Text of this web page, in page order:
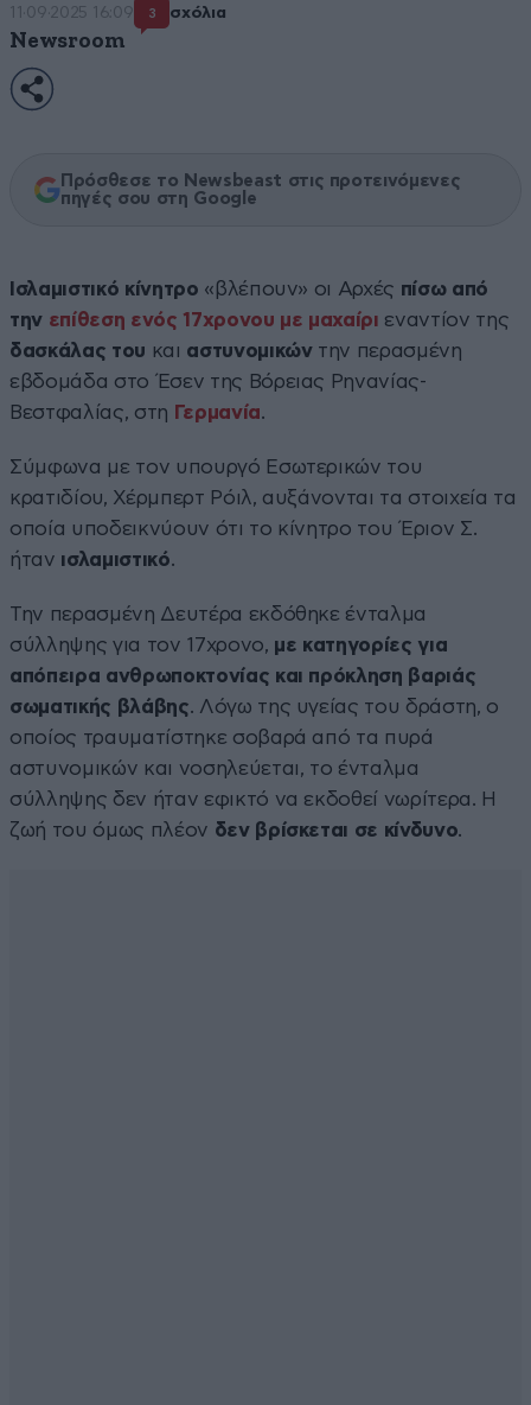
11·09·2025 16:09 3 σχόλια
Newsroom
Πρόσθεσε το Newsbeast στις προτεινόμενες
πηγές σου στη Google
Ισλαμιστικό κίνητρο «βλέπουν» οι Αρχές πίσω από
την επίθεση ενός 17χρονου με μαχαίρι εναντίον της
δασκάλας του και αστυνομικών την περασμένη
εβδομάδα στο Έσεν της Βόρειας Ρηνανίας-
Βεστφαλίας, στη Γερμανία.
Σύμφωνα με τον υπουργό Εσωτερικών του
κρατιδίου, Χέρμπερτ Ρόιλ, αυξάνονται τα στοιχεία τα
οποία υποδεικνύουν ότι το κίνητρο του Έριον Σ.
ήταν ισλαμιστικό.
Την περασμένη Δευτέρα εκδόθηκε ένταλμα
σύλληψης για τον 17χρονο, με κατηγορίες για
απόπειρα ανθρωποκτονίας και πρόκληση βαριάς
σωματικής βλάβης. Λόγω της υγείας του δράστη, ο
οποίος τραυματίστηκε σοβαρά από τα πυρά
αστυνομικών και νοσηλεύεται, το ένταλμα
σύλληψης δεν ήταν εφικτό να εκδοθεί νωρίτερα. Η
ζωή του όμως πλέον δεν βρίσκεται σε κίνδυνο.